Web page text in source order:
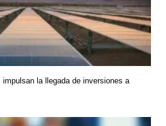
impulsan la llegada de inversiones a